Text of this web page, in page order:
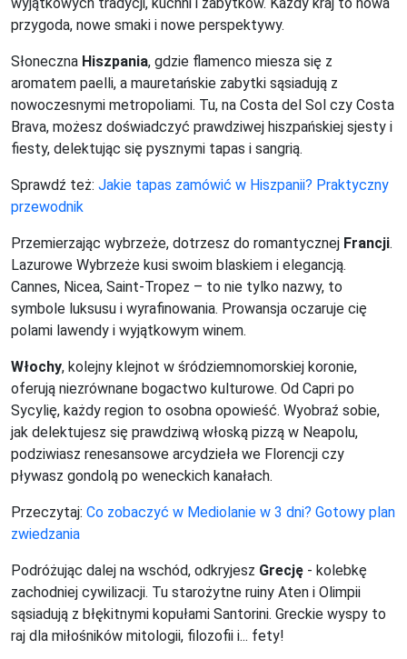
przygoda, nowe smaki i nowe perspektywy.
Słoneczna Hiszpania, gdzie flamenco miesza się z
aromatem paelli, a mauretańskie zabytki sąsiadują z
nowoczesnymi metropoliami. Tu, na Costa del Sol czy Costa
Brava, możesz doświadczyć prawdziwej hiszpańskiej sjesty i
fiesty, delektując się pysznymi tapas i sangrią.
Sprawdź też: Jakie tapas zamówić w Hiszpanii? Praktyczny
przewodnik
Przemierzając wybrzeże, dotrzesz do romantycznej Francji.
Lazurowe Wybrzeże kusi swoim blaskiem i elegancją.
Cannes, Nicea, Saint-Tropez – to nie tylko nazwy, to
symbole luksusu i wyrafinowania. Prowansja oczaruje cię
polami lawendy i wyjątkowym winem.
Włochy, kolejny klejnot w śródziemnomorskiej koronie,
oferują niezrównane bogactwo kulturowe. Od Capri po
Sycylię, każdy region to osobna opowieść. Wyobraź sobie,
jak delektujesz się prawdziwą włoską pizzą w Neapolu,
podziwiasz renesansowe arcydzieła we Florencji czy
pływasz gondolą po weneckich kanałach.
Przeczytaj: Co zobaczyć w Mediolanie w 3 dni? Gotowy plan
zwiedzania
Podróżując dalej na wschód, odkryjesz Grecję - kolebkę
zachodniej cywilizacji. Tu starożytne ruiny Aten i Olimpii
sąsiadują z błękitnymi kopułami Santorini. Greckie wyspy to
raj dla miłośników mitologii, filozofii i... fety!